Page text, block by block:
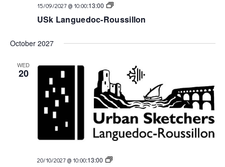
15/09/2027 @ 10:00:13:00
USk
USk Languedoc-Roussillon
October 2027
WED
20
20/10/2027 @ 10:00:13:00
USk